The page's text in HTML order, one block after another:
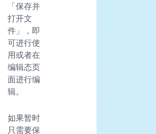
「保存并
打开文
件」，即
可进行使
用或者在
编辑态页
面进行编
辑。
如果暂时
只需要保